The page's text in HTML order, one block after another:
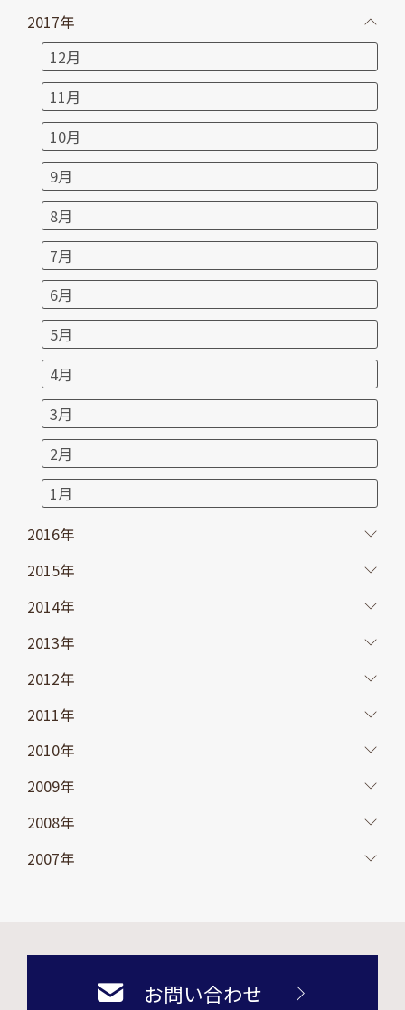
2017年
12月
11月
10月
9月
8月
7月
6月
5月
4月
3月
2月
1月
2016年
2015年
2014年
2013年
2012年
2011年
2010年
2009年
2008年
2007年
お問い合わせ